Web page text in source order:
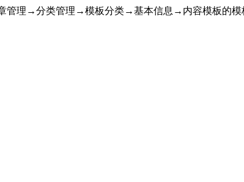
管理→分类管理→模板分类→基本信息→内容模板的模